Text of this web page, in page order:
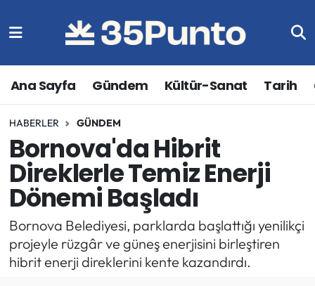
Ana Sayfa Gündem Kültür-Sanat Tarih
HABERLER GÜNDEM
Bornova'da Hibrit
Direklerle Temiz Enerji
Dönemi Başladı
Bornova Belediyesi, parklarda başlattığı yenilikçi
projeyle rüzgâr ve güneş enerjisini birleştiren
hibrit enerji direklerini kente kazandırdı.